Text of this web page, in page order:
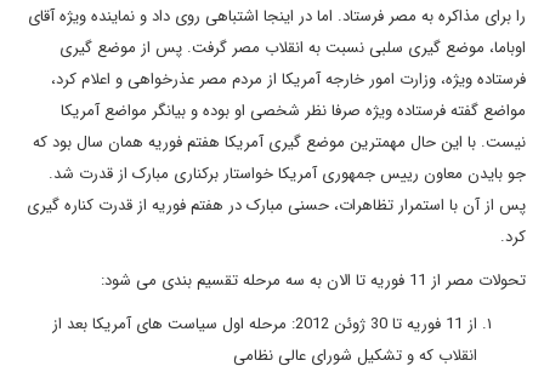
را برای مذاکره به مصر فرستاد. اما در اینجا اشتباهی روی داد و نماینده ویژه آقای
اوباما، موضع گیری سلبی نسبت به انقلاب مصر گرفت. پس از موضع گیری
فرستاده ویژه، وزارت امور خارجه آمریکا از مردم مصر عذرخواهی و اعلام کرد،
مواضع گفته فرستاده ویژه صرفا نظر شخصی او بوده و بیانگر مواضع آمریکا
نیست. با این حال مهمترین موضع گیری آمریکا هفتم فوریه همان سال بود که
جو بایدن معاون رییس جمهوری آمریکا خواستار برکناری مبارک از قدرت شد.
پس از آن با استمرار تظاهرات، حسنی مبارک در هفتم فوریه از قدرت کناره گیری
کرد.
تحولات مصر از 11 فوریه تا الان به سه مرحله تقسیم بندی می شود:
از 11 فوریه تا 30 ژوئن 2012: مرحله اول سیاست های آمریکا بعد از
انقلاب که و تشکیل شورای عالی نظامی